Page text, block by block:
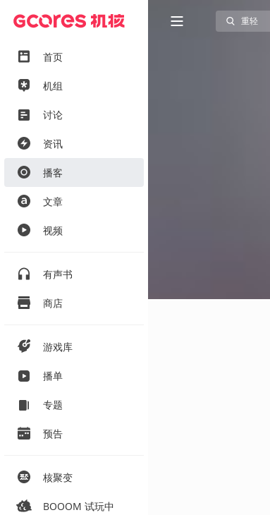
首页
机组
讨论
资讯
播客
文章
视频
有声书
商店
游戏库
播单
专题
预告
核聚变
BOOOM 试玩中